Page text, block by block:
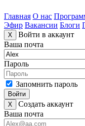
Главная О нас
Эфир Вакансии Блоги
X
Войти в аккаунт
Ваша почта
Пароль
Запомнить пароль
Войти
X
Создать аккаунт
Ваша почта